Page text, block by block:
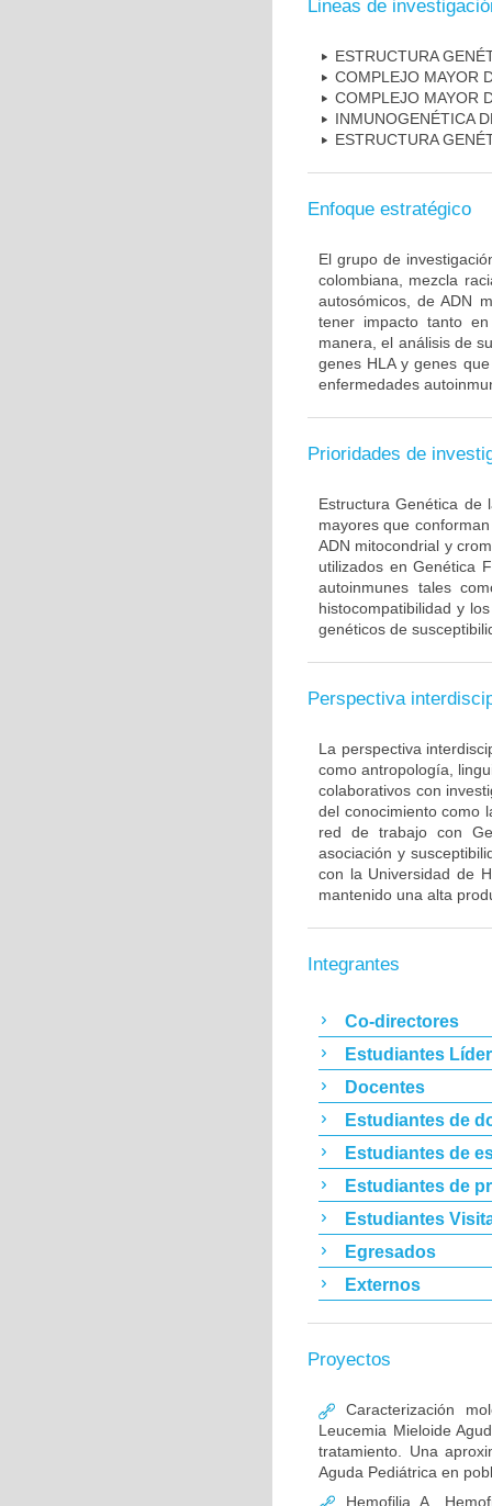
Lineas de
ESTRUCTURA
COMPLEJO MAYOR
COMPLEJO MAYOR
INMUNOGENÉTICA
ESTRUCTURA
Enfoque estratégico
El grupo de
colombiana, mezcla
autosómicos, de ADN
tener impacto tanto
manera, el análisis de
genes HLA y genes
enfermedades
Prioridades de
Estructura Genética de
mayores que
ADN mitocondrial y
utilizados en Genética
autoinmunes tales
histocompatibilidad y
genéticos de
Perspectiva
La perspectiva
como antropología,
colaborativos con
del conocimiento como
red de trabajo con
asociación y
con la Universidad de
mantenido una alta
Integrantes
Co-directores
Estudiantes
Docentes
Estudiantes de
Estudiantes de
Estudiantes de
Estudiantes
Egresados
Externos
Proyectos
Caracterización
Leucemia Mieloide
tratamiento. Una
Aguda Pediátrica en
Hemofilia A,